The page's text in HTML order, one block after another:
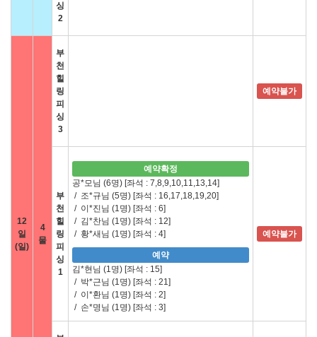
싱
2
12
일
(일)
4
물
부
천
힐
링
피
싱
3
예약불가
부
천
힐
링
피
싱
1
예약확정
공*모님 (6명) [좌석 : 7,8,9,10,11,13,14]
/ 조*규님 (5명) [좌석 : 16,17,18,19,20]
/ 이*진님 (1명) [좌석 : 6]
/ 김*찬님 (1명) [좌석 : 12]
/ 황*새님 (1명) [좌석 : 4]
예약
김*현님 (1명) [좌석 : 15]
/ 박*근님 (1명) [좌석 : 21]
/ 이*환님 (1명) [좌석 : 2]
/ 손*명님 (1명) [좌석 : 3]
예약불가